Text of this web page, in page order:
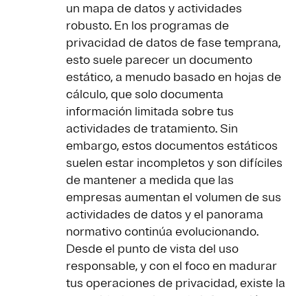
un mapa de datos y actividades
robusto. En los programas de
privacidad de datos de fase temprana,
esto suele parecer un documento
estático, a menudo basado en hojas de
cálculo, que solo documenta
información limitada sobre tus
actividades de tratamiento. Sin
embargo, estos documentos estáticos
suelen estar incompletos y son difíciles
de mantener a medida que las
empresas aumentan el volumen de sus
actividades de datos y el panorama
normativo continúa evolucionando.
Desde el punto de vista del uso
responsable, y con el foco en madurar
tus operaciones de privacidad, existe la